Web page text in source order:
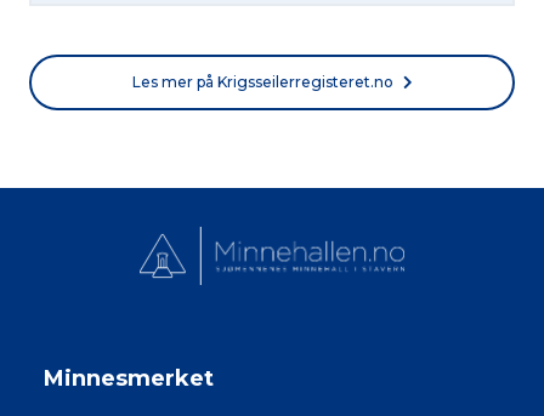
Les mer på Krigsseilerregisteret.no
Minnesmerket